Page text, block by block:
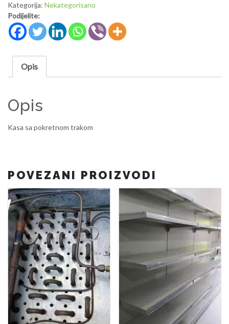
Kategorija: Nekategorisano
Podijelite:
Opis
Opis
Kasa sa pokretnom trakom
POVEZANI PROIZVODI